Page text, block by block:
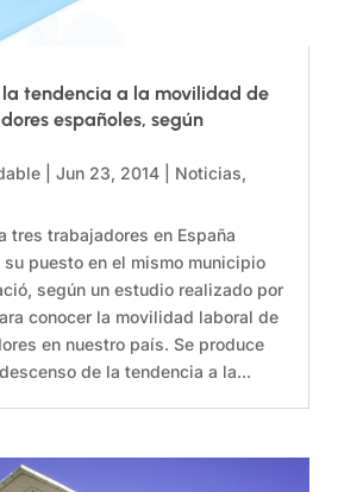
la tendencia a la movilidad de
españoles, según
| Jun 23, 2014| Noticias,
tres trabajadores en España
su puesto en el mismo municipio
según un estudio realizado por
conocer la movilidad laboral de
en nuestro país. Se produce
de la tendencia a la...